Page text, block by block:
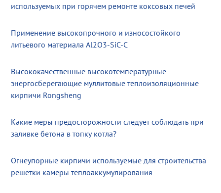
используемых при горячем ремонте коксовых печей
Применение высокопрочного и износостойкого
литьевого материала Al2O3-SiC-C
Высококачественные высокотемпературные
энергосберегающие муллитовые теплоизоляционные
кирпичи Rongsheng
Какие меры предосторожности следует соблюдать при
заливке бетона в топку котла?
Огнеупорные кирпичи используемые для строительства
решетки камеры теплоаккумулирования